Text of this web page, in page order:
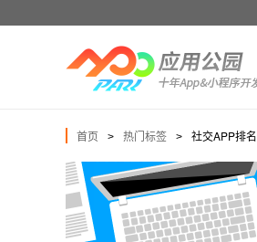
首页 > 热门标签 > 社交APP排名